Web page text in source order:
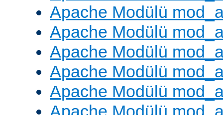
Apache Modülü
Apache Modülü
Apache Modülü
Apache Modülü
Apache Modülü
Apache Modülü